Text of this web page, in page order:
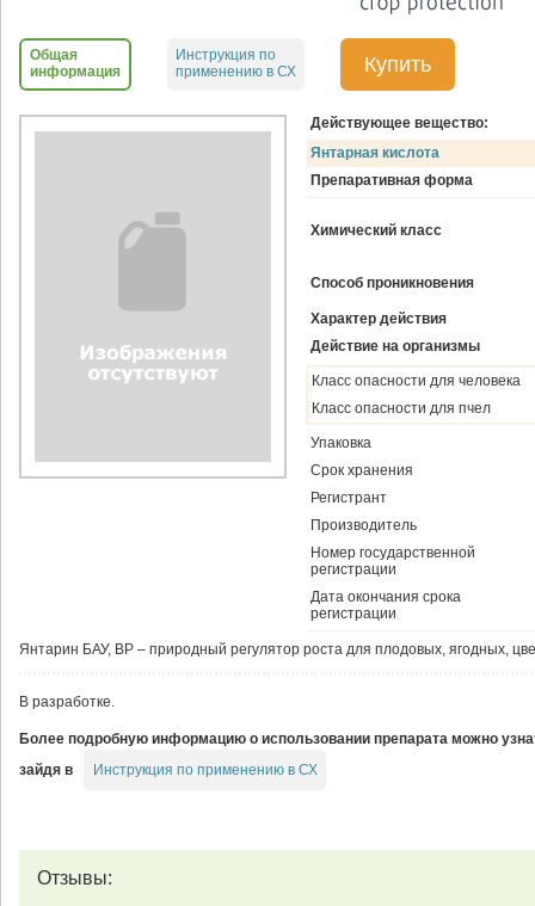
Общая
информация
Инструкция по
применению в СХ
Купить
Действующее вещество:
Янтарная кислота
Препаративная форма
Химический класс
Способ проникновения
Характер действия
Действие на организмы
Класс опасности для человека
Класс опасности для пчел
Упаковка
Срок хранения
Регистрант
Производитель
Номер государственной
регистрации
Дата окончания срока
регистрации
Янтарин БАУ, ВР – природный регулятор роста для плодовых, ягодных,
В разработке.
Более подробную информацию о использовании препарата можно
зайдя в
Инструкция по применению в СХ
Отзывы: